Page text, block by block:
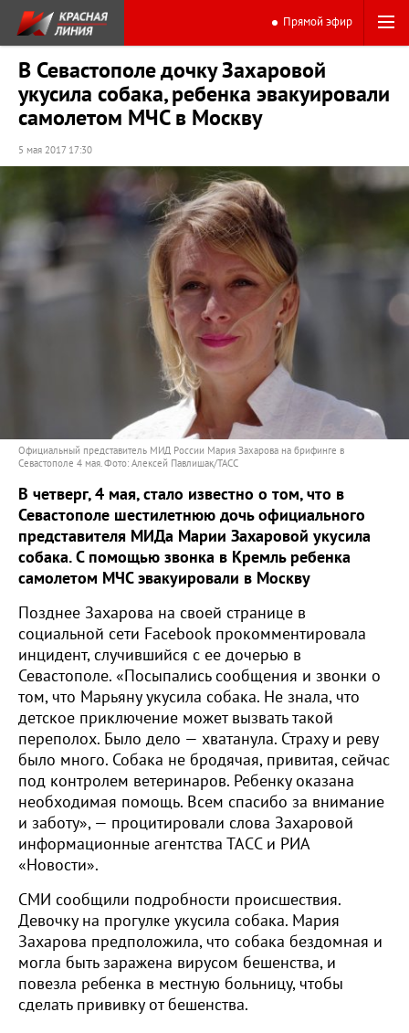
Прямой эфир
В Севастополе дочку Захаровой
укусила собака, ребенка эвакуировали
самолетом МЧС в Москву
5 мая 2017 17:30
Официальный представитель МИД России Мария Захарова на брифинге в
Севастополе 4 мая. Фото: Алексей Павлишак/ТАСС
В четверг, 4 мая, стало известно о том, что в
Севастополе шестилетнюю дочь официального
представителя МИДа Марии Захаровой укусила
собака. С помощью звонка в Кремль ребенка
самолетом МЧС эвакуировали в Москву
Позднее Захарова на своей странице в
социальной сети Facebook прокомментировала
инцидент, случившийся с ее дочерью в
Севастополе. «Посыпались сообщения и звонки о
том, что Марьяну укусила собака. Не знала, что
детское приключение может вызвать такой
переполох. Было дело — хватанула. Страху и реву
было много. Собака не бродячая, привитая, сейчас
под контролем ветеринаров. Ребенку оказана
необходимая помощь. Всем спасибо за внимание
и заботу», — процитировали слова Захаровой
информационные агентства ТАСС и РИА
«Новости».
СМИ сообщили подробности происшествия.
Девочку на прогулке укусила собака. Мария
Захарова предположила, что собака бездомная и
могла быть заражена вирусом бешенства, и
повезла ребенка в местную больницу, чтобы
сделать прививку от бешенства.